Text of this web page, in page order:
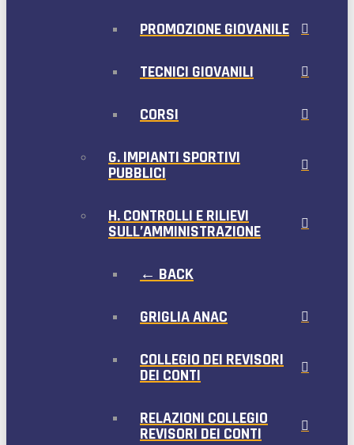
PROMOZIONE GIOVANILE
TECNICI GIOVANILI
CORSI
G. IMPIANTI SPORTIVI
PUBBLICI
H. CONTROLLI E RILIEVI
SULL’AMMINISTRAZIONE
← BACK
GRIGLIA ANAC
COLLEGIO DEI REVISORI
DEI CONTI
RELAZIONI COLLEGIO
REVISORI DEI CONTI